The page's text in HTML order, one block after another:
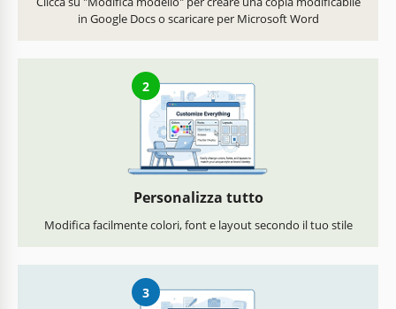
in Google Docs o scaricare per Microsoft Word
2
Personalizza tutto
Modifica facilmente colori, font e layout secondo il tuo stile
3